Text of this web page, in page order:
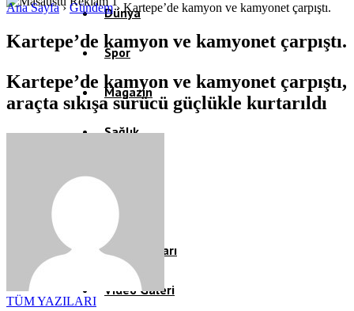
Dünya
Spor
Magazin
Sağlık
Teknoloji
Köşe Yazıları
Video Galeri
Ana Sayfa› Gündem› Kartepe’de kamyon ve kamyonet çarpıştı.
Kartepe’de kamyon ve kamyonet çarpıştı.
Kartepe’de kamyon ve kamyonet çarpıştı,
araçta sıkışa sürücü güçlükle kurtarıldı
TÜM YAZILARI